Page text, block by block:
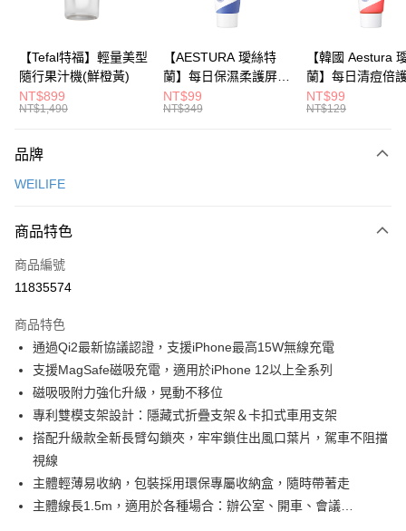
上海商業儲蓄銀行
台北富邦商業銀行
兆豐國際商業銀行
臺灣中小企業銀行
台中商業銀行
匯豐（台灣）商業銀行
華泰商業銀行
聯邦商業銀行
遠東國際商業銀行
元大商業銀行
台灣樂天信用卡公司
華南商業銀行
彰化商業銀行
國泰世華商業銀行
兆豐國際商業銀行
臺灣中小企業銀行
台中商業銀行
匯豐（台灣）商業銀行
聯邦商業銀行
玉山商業銀行
台灣樂天信用卡公司
大哥付你分期
相關說明
【大哥付你分期使用說明】
2.付款方式選擇「大哥付你分期」，訂單成立後會自動跳轉到大哥付的交易
流程，驗證手機門號後，選擇欲分期的期數、繳款截止日，確認付款後即完
成交易。
消。如遇「轉專審核」未通過狀況，表示未達大哥付你分期系統評分，恕無
【繳款方式說明】
醒簡訊。
帳／街口支付／iPASS MONEY」等通路繳費。
【注意事項】
1.本服務係由「台灣大哥大股份有限公司」（以下簡稱本公司）所提供，讓
用戶於交易時，得透過本服務購買商品或服務，並由商店將買賣／分期付款
買賣價金債權讓與本公司後，依約使用本公司帳單繳交帳款。
2.基於同意付款使用「大哥付你分期」之契約關係目的，商店將以您的個人
資料（包含姓名、電話或地址）提供予台灣大哥大進項蒐集、處理及利用，
由本公司與您本人進行分期帳單所需資料之確認、核對及更正。
每筆NT$80，滿NT$799(含以上)免運費
【Tefal特福】輕量美型
隨行果汁機(鮮橙黃)
NT$899
NT$1,490
【AESTURA 璦絲特
蘭】每日保濕柔護屏障
修護霜 30ml
NT$99
NT$349
【韓國 Aestura
蘭】每日清痘倍
潔面泡沫 30g
NT$99
NT$129
品牌
WEILIFE
商品特色
商品編號
11835574
商品特色
通過Qi2最新協議認證，支援iPhone最高15W無線充電
支援MagSafe磁吸充電，適用於iPhone 12以上全系列
磁吸吸附力強化升級，晃動不移位
專利雙模支架設計：隱藏式折疊支架＆卡扣式車用支架
搭配升級款全新長臂勾鎖夾，牢牢鎖住出風口葉片，駕車不阻擋
視線
主體輕薄易收納，包裝採用環保專屬收納盒，隨時帶著走
主體線長1.5m，適用於各種場合：辦公室、開車、會議…